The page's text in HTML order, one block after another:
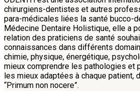
chirurgiens-dentistes et autres
para-médicales liées la santé bucco-
Médecine Dentaire Holistique, elle a
relation des praticiens de santé
connaissances dans différents
chimie, physique, énergétique,
mieux comprendre les pathologies et
les mieux adaptées à chaque patient,
“Primum non nocere”.